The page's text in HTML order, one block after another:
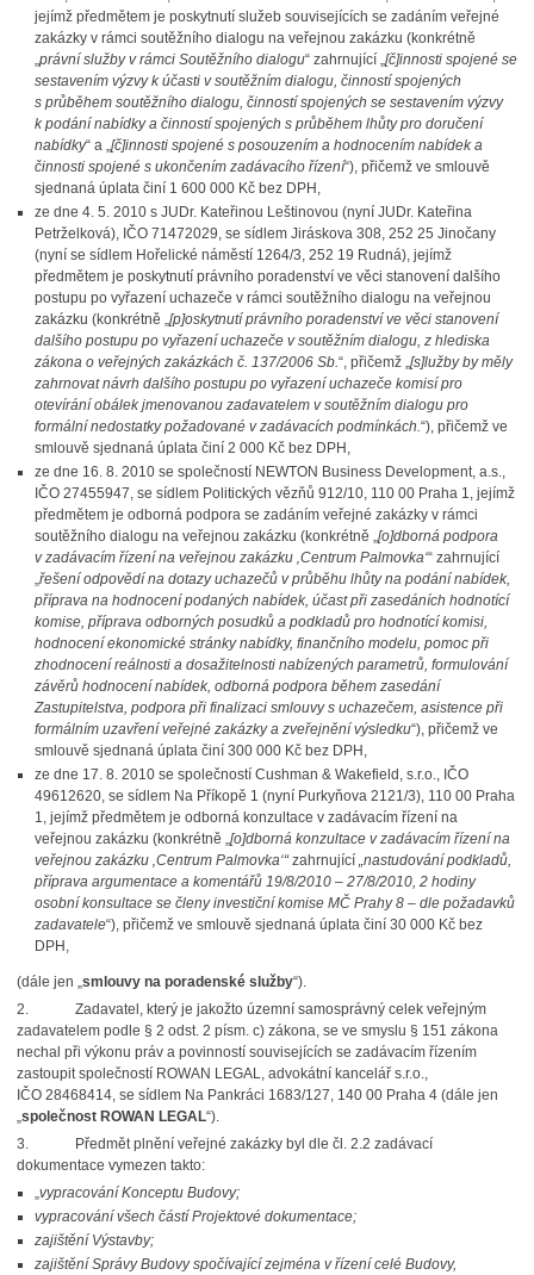
jejímž předmětem je poskytnutí služeb souvisejících se zadáním veřejné
zakázky v rámci soutěžního dialogu na veřejnou zakázku (konkrétně
„právní služby v rámci Soutěžního dialogu“ zahrnující „[č]innosti spojené se
sestavením výzvy k účasti v soutěžním dialogu, činností spojených
s průběhem soutěžního dialogu, činností spojených se sestavením výzvy
k podání nabídky a činností spojených s průběhem lhůty pro doručení
nabídky“ a „[č]innosti spojené s posouzením a hodnocením nabídek a
činnosti spojené s ukončením zadávacího řízení“), přičemž ve smlouvě
sjednaná úplata činí 1 600 000 Kč bez DPH,
ze dne 4. 5. 2010 s JUDr. Kateřinou Leštinovou (nyní JUDr. Kateřina
Petrželková), IČO 71472029, se sídlem Jiráskova 308, 252 25 Jinočany
(nyní se sídlem Hořelické náměstí 1264/3, 252 19 Rudná), jejímž
předmětem je poskytnutí právního poradenství ve věci stanovení dalšího
postupu po vyřazení uchazeče v rámci soutěžního dialogu na veřejnou
zakázku (konkrétně „[p]oskytnutí právního poradenství ve věci stanovení
dalšího postupu po vyřazení uchazeče v soutěžním dialogu, z hlediska
zákona o veřejných zakázkách č. 137/2006 Sb.“, přičemž „[s]lužby by měly
zahrnovat návrh dalšího postupu po vyřazení uchazeče komisí pro
otevírání obálek jmenovanou zadavatelem v soutěžním dialogu pro
formální nedostatky požadované v zadávacích podmínkách.“), přičemž ve
smlouvě sjednaná úplata činí 2 000 Kč bez DPH,
ze dne 16. 8. 2010 se společností NEWTON Business Development, a.s.,
IČO 27455947, se sídlem Politických vězňů 912/10, 110 00 Praha 1, jejímž
předmětem je odborná podpora se zadáním veřejné zakázky v rámci
soutěžního dialogu na veřejnou zakázku (konkrétně „[o]dborná podpora
v zadávacím řízení na veřejnou zakázku ‚Centrum Palmovka‘“ zahrnující
„řešení odpovědí na dotazy uchazečů v průběhu lhůty na podání nabídek,
příprava na hodnocení podaných nabídek, účast při zasedáních hodnotící
komise, příprava odborných posudků a podkladů pro hodnotící komisi,
hodnocení ekonomické stránky nabídky, finančního modelu, pomoc při
zhodnocení reálnosti a dosažitelnosti nabízených parametrů, formulování
závěrů hodnocení nabídek, odborná podpora během zasedání
Zastupitelstva, podpora při finalizaci smlouvy s uchazečem, asistence při
formálním uzavření veřejné zakázky a zveřejnění výsledku“), přičemž ve
smlouvě sjednaná úplata činí 300 000 Kč bez DPH,
ze dne 17. 8. 2010 se společností Cushman & Wakefield, s.r.o., IČO
49612620, se sídlem Na Příkopě 1 (nyní Purkyňova 2121/3), 110 00 Praha
1, jejímž předmětem je odborná konzultace v zadávacím řízení na
veřejnou zakázku (konkrétně „[o]dborná konzultace v zadávacím řízení na
veřejnou zakázku ‚Centrum Palmovka‘“zahrnující„nastudování podkladů,
příprava argumentace a komentářů 19/8/2010 – 27/8/2010, 2 hodiny
osobní konsultace se členy investiční komise MČ Prahy 8 – dle požadavků
zadavatele“), přičemž ve smlouvě sjednaná úplata činí 30 000 Kč bez
DPH,
(dále jen „smlouvy na poradenské služby“).
2.
Zadavatel, který je jakožto územní samosprávný celek veřejným
zadavatelem podle § 2 odst. 2 písm. c) zákona, se ve smyslu § 151 zákona
nechal při výkonu práv a povinností souvisejících se zadávacím řízením
zastoupit společností ROWAN LEGAL, advokátní kancelář s.r.o.,
IČO 28468414, se sídlem Na Pankráci 1683/127, 140 00 Praha 4 (dále jen
„společnost ROWAN LEGAL“).
3.
Předmět plnění veřejné zakázky byl dle čl. 2.2 zadávací
dokumentace vymezen takto:
„vypracování Konceptu Budovy;
vypracování všech částí Projektové dokumentace;
zajištění Výstavby;
zajištění Správy Budovy spočívající zejména v řízení celé Budovy,